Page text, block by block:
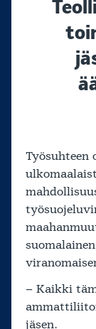
– Kaikki
jäsen.